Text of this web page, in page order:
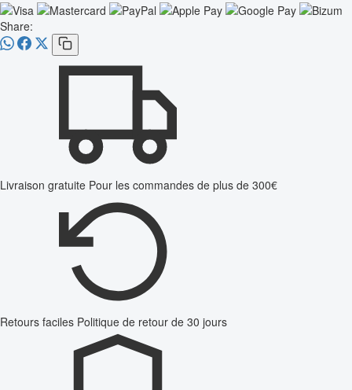
Share:
Livraison gratuite Pour les commandes de plus de 300€
Retours faciles Politique de retour de 30 jours